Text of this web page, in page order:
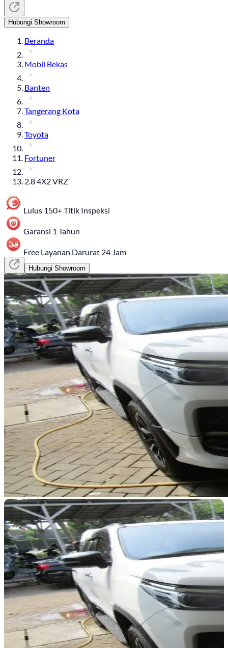
Hubungi Showroom
Beranda
Mobil Bekas
Banten
Tangerang Kota
Toyota
Fortuner
2.8 4X2 VRZ
Lulus 150+ Titik Inspeksi
Garansi 1 Tahun
Free Layanan Darurat 24 Jam
Hubungi Showroom